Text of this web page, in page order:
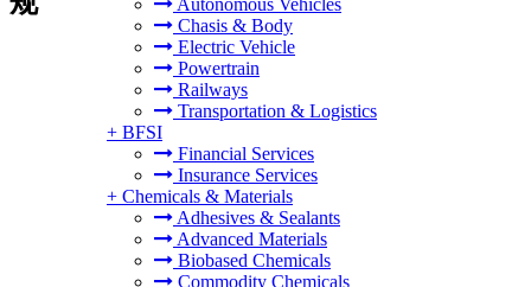
Autonomous Vehicles
Chasis & Body
Electric Vehicle
Powertrain
Railways
Transportation & Logistics
+ BFSI
Financial Services
Insurance Services
+ Chemicals & Materials
Adhesives & Sealants
Advanced Materials
Biobased Chemicals
Commodity Chemicals